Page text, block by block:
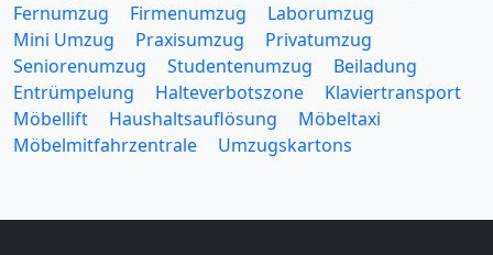
Fernumzug
Firmenumzug
Laborumzug
Mini Umzug
Praxisumzug
Privatumzug
Seniorenumzug
Studentenumzug
Beiladung
Entrümpelung
Halteverbotszone
Klaviertransport
Möbellift
Haushaltsauflösung
Möbeltaxi
Möbelmitfahrzentrale
Umzugskartons